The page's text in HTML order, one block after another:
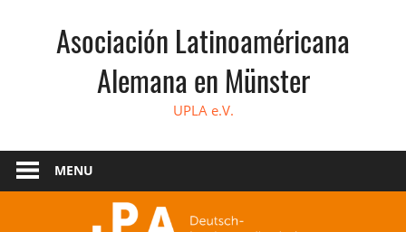
Asociación Latinoaméricana
Alemana en Münster
UPLA e.V.
MENU